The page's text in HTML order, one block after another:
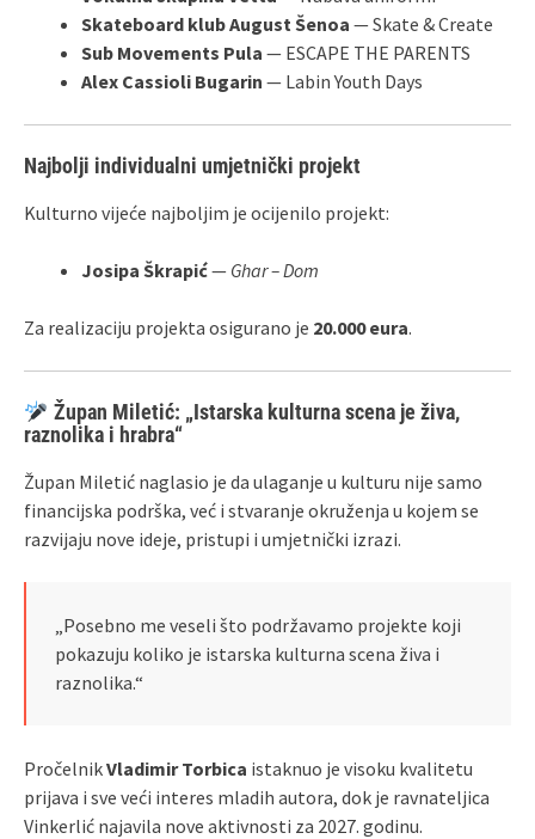
Skateboard klub August Šenoa — Skate & Create
Sub Movements Pula — ESCAPE THE PARENTS
Alex Cassioli Bugarin — Labin Youth Days
Najbolji individualni umjetnički projekt
Kulturno vijeće najboljim je ocijenilo projekt:
Josipa Škrapić— Ghar – Dom
Za realizaciju projekta osigurano je 20.000 eura.
Župan Miletić: „Istarska kulturna scena je živa,
raznolika i hrabra“
Župan Miletić naglasio je da ulaganje u kulturu nije samo
financijska podrška, već i stvaranje okruženja u kojem se
razvijaju nove ideje, pristupi i umjetnički izrazi.
„Posebno me veseli što podržavamo projekte koji
pokazuju koliko je istarska kulturna scena živa i
raznolika.“
PročelnikVladimir Torbica istaknuo je visoku kvalitetu
prijava i sve veći interes mladih autora, dok je ravnateljica
Vinkerlić najavila nove aktivnosti za 2027. godinu.